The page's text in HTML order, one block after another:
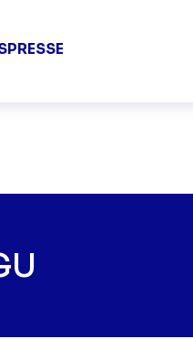
PRESSE